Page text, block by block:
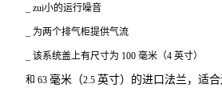
_zui小的运行噪音
为两个排气柜提供气流
_该系统盖上有尺寸为 100毫米（4英寸）
和 63 毫米 （2.5英寸）的进口法兰，适